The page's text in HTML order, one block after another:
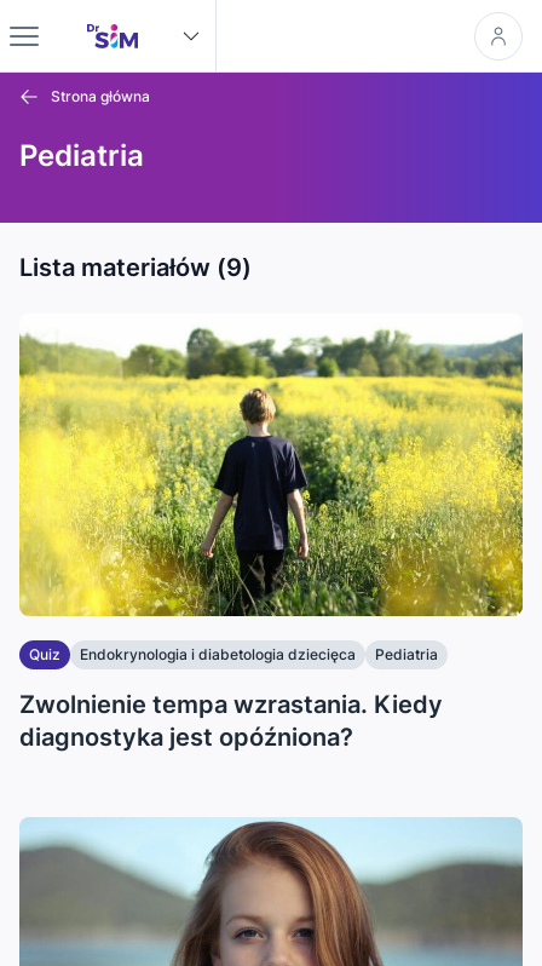
Strona główna
Pediatria
Lista materiałów (9)
Quiz Endokrynologia i diabetologia dziecięca Pediatria
Zwolnienie tempa wzrastania. Kiedy
diagnostyka jest opóźniona?